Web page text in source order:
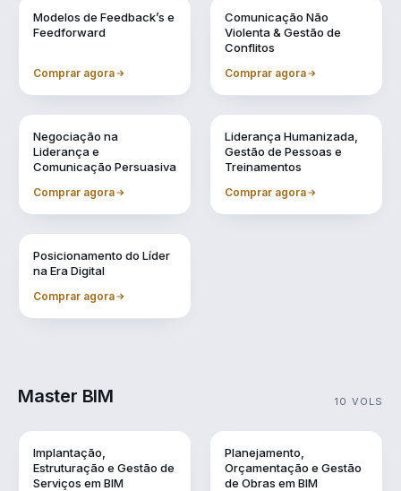
Modelos de Feedback’s e
Feedforward
Comprar agora
Comunicação Não
Violenta & Gestão de
Conflitos
Comprar agora
Negociação na
Liderança e
Comunicação Persuasiva
Comprar agora
Liderança Humanizada,
Gestão de Pessoas e
Treinamentos
Comprar agora
Posicionamento do Líder
na Era Digital
Comprar agora
Master BIM 10 VOLS
Implantação,
Estruturação e Gestão de
Serviços em BIM
Planejamento,
Orçamentação e Gestão
de Obras em BIM